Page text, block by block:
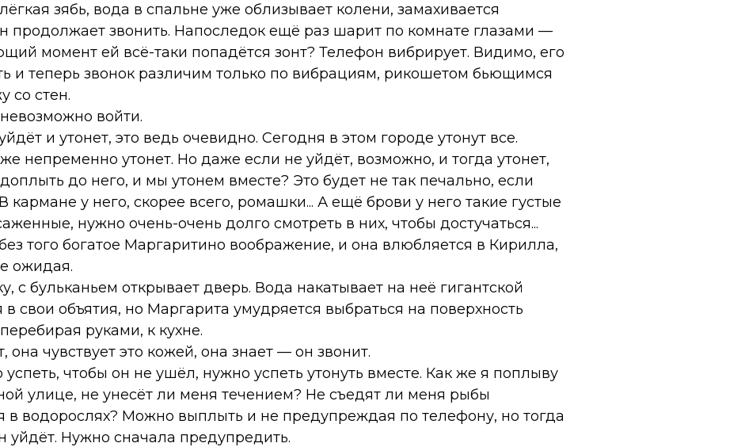
зябь, вода в спальне уже облизывает колени, замахивается
продолжает звонить. Напоследок ещё раз шарит по комнате глазами —
момент ей всё-таки попадётся зонт? Телефон вибрирует. Видимо, его
и теперь звонок различим только по вибрациям, рикошетом бьющимся
со стен.
войти.
и утонет, это ведь очевидно. Сегодня в этом городе утонут все.
непременно утонет. Но даже если не уйдёт, возможно, и тогда утонет,
до него, и мы утонем вместе? Это будет не так печально, если
кармане у него, скорее всего, ромашки... А ещё брови у него такие густые
нужно очень-очень долго смотреть в них, чтобы достучаться...
того богатое Маргаритино воображение, и она влюбляется в Кирилла,
ожидая.
с бульканьем открывает дверь. Вода накатывает на неё гигантской
в свои объятия, но Маргарита умудряется выбраться на поверхность
руками, к кухне.
она чувствует это кожей, она знает — он звонит.
чтобы он не ушёл, нужно успеть утонуть вместе. Как же я поплыву
улице, не унесёт ли меня течением? Не съедят ли меня рыбы
в водорослях? Можно выплыть и не предупреждая по телефону, но тогда
уйдёт. Нужно сначала предупредить.